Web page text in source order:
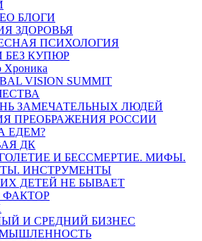
БЛОГИ
ЗДОРОВЬЯ
ПСИХОЛОГИЯ
БЕЗ КУПЮР
Хроника
VISION SUMMIT
ЗАМЕЧАТЕЛЬНЫХ ЛЮДЕЙ
ПРЕОБРАЖЕНИЯ РОССИИ
ЕДЕМ?
ДК
И БЕССМЕРТИЕ. МИФЫ.
ИНСТРУМЕНТЫ
ДЕТЕЙ НЕ БЫВАЕТ
ФАКТОР
И СРЕДНИЙ БИЗНЕС